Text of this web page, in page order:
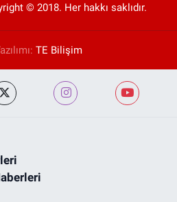
© 2018. Her hakkı saklıdır.
TE Bilişim